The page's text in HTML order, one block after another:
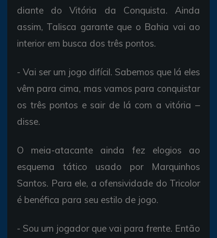
diante do Vitória da Conquista. Ainda
assim, Talisca garante que o Bahia vai ao
interior em busca dos três pontos.
- Vai ser um jogo difícil. Sabemos que lá eles
vêm para cima, mas vamos para conquistar
os três pontos e sair de lá com a vitória –
disse.
O meia-atacante ainda fez elogios ao
esquema tático usado por Marquinhos
Santos. Para ele, a ofensividade do Tricolor
é benéfica para seu estilo de jogo.
- Sou um jogador que vai para frente. Então